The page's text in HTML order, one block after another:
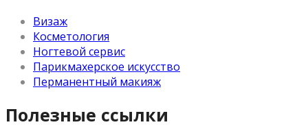
Визаж
Косметология
Ногтевой сервис
Парикмахерское искусство
Перманентный макияж
Полезные ссылки